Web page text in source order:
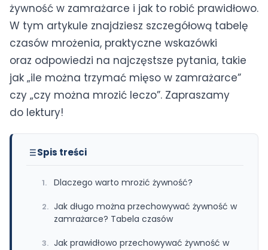
żywność w zamrażarce i jak to robić prawidłowo.
W tym artykule znajdziesz szczegółową tabelę
czasów mrożenia, praktyczne wskazówki
oraz odpowiedzi na najczęstsze pytania, takie
jak „ile można trzymać mięso w zamrażarce”
czy „czy można mrozić leczo”. Zapraszamy
do lektury!
Spis treści
Dlaczego warto mrozić żywność?
Jak długo można przechowywać żywność w
zamrażarce? Tabela czasów
Jak prawidłowo przechowywać żywność w